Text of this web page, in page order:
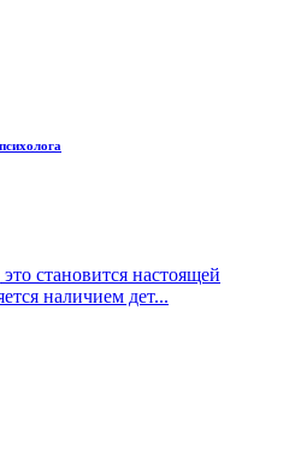
становится настоящей
наличием дет...